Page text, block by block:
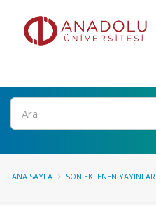
Ara
ANA SAYFA SON EKLENEN YAYINLAR